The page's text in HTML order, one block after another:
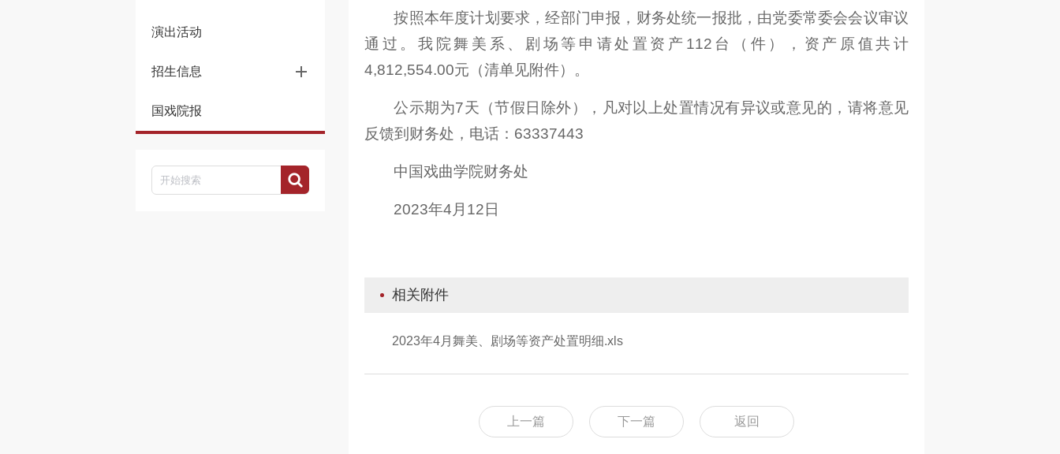
演出活动
招生信息
国戏院报
按照本年度计划要求，经部门申报，财务处统一报批，由党委常委会会议审议
通过。我院舞美系、剧场等申请处置资产112台（件），资产原值共计
4,812,554.00元（清单见附件）。
公示期为7天（节假日除外），凡对以上处置情况有异议或意见的，请将意见
反馈到财务处，电话：63337443
中国戏曲学院财务处
2023年4月12日
相关附件
2023年4月舞美、剧场等资产处置明细.xls
上一篇 下一篇 返回